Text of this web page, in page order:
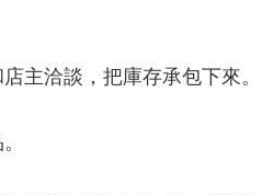
主洽談，把庫存承包下來。